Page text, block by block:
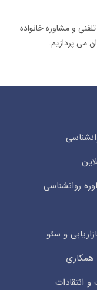
و مشاوره خانواده
می پردازیم.
روانشناسی
و سئو
و انتقادات